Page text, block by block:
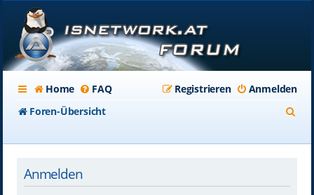
Home FAQ Anmelden
Registrieren
Foren-Übersicht
Anmelden